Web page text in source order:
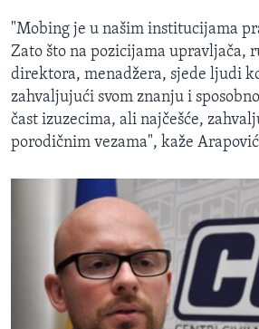
"Mobing je u našim institucijama
Zato što na pozicijama upravljača,
direktora, menadžera, sjede ljudi
zahvaljujući svom znanju i
čast izuzecima, ali najčešće,
porodičnim vezama", kaže